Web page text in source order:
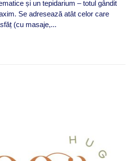
și un tepidarium – totul gândit
Se adresează atât celor care
(cu masaje,...